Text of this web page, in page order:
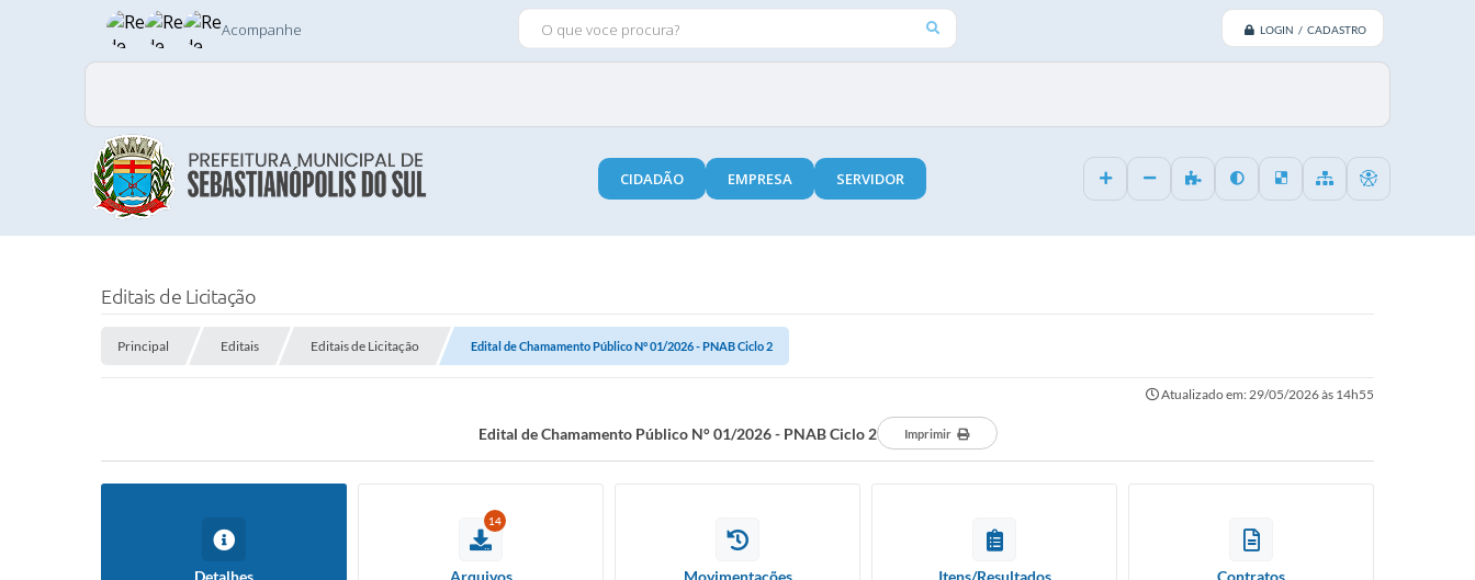
LOGIN / CADASTRO
O QUE VOCE PROCURA?
Acompanhe
CIDADÃO EMPRESA SERVIDOR
Editais de Licitação
Principal Editais Editais de Licitação Edital de Chamamento Público N° 01/2026 - PNAB Ciclo 2
Atualizado em: 29/05/2026 às 14h55
Edital de Chamamento Público N° 01/2026 - PNAB Ciclo 2 Imprimir
Detalhes
14
Arquivos Movimentações Itens/Resultados Contratos